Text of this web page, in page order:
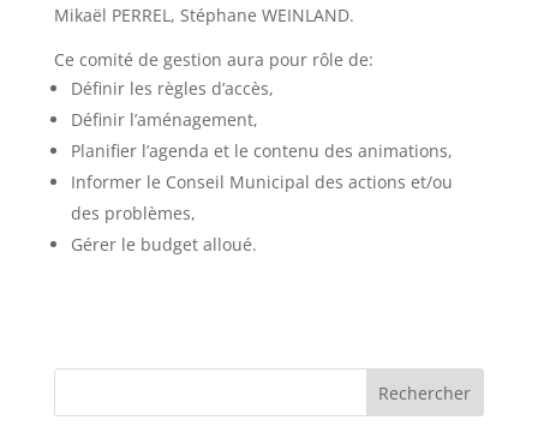
Mikaël PERREL, Stéphane WEINLAND.
Ce comité de gestion aura pour rôle de:
Définir les règles d’accès,
Définir l’aménagement,
Planifier l’agenda et le contenu des animations,
Informer le Conseil Municipal des actions et/ou
des problèmes,
Gérer le budget alloué.
Rechercher